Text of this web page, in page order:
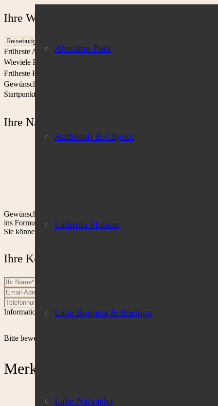
Aberdare Park
Amboseli & Chyulu
Laikipia Plateau
Lake Bogoria & Baringo
Lake Naivasha
Ihre Wunschreise in Kenia
Früheste Anreise*
Wieviele Personen?
Früheste Rückreise*
Gewünschte Reisedauer (in Tagen)
Startpunkt (in DE/Europa)
Ihre Nachricht
Gewünschte Camps, Touren oder andere Reiseleistungen ...
ins Formular übernommen.
Sie können selbstverständlich noch Ziele hinzufügen oder den Text
Ihre Kontaktdaten
Informationen zur Verwendung Ihrer Daten finden Sie in der
Bitte beweise, dass du kein Spambot bist und wähle das Symbol
Merkliste